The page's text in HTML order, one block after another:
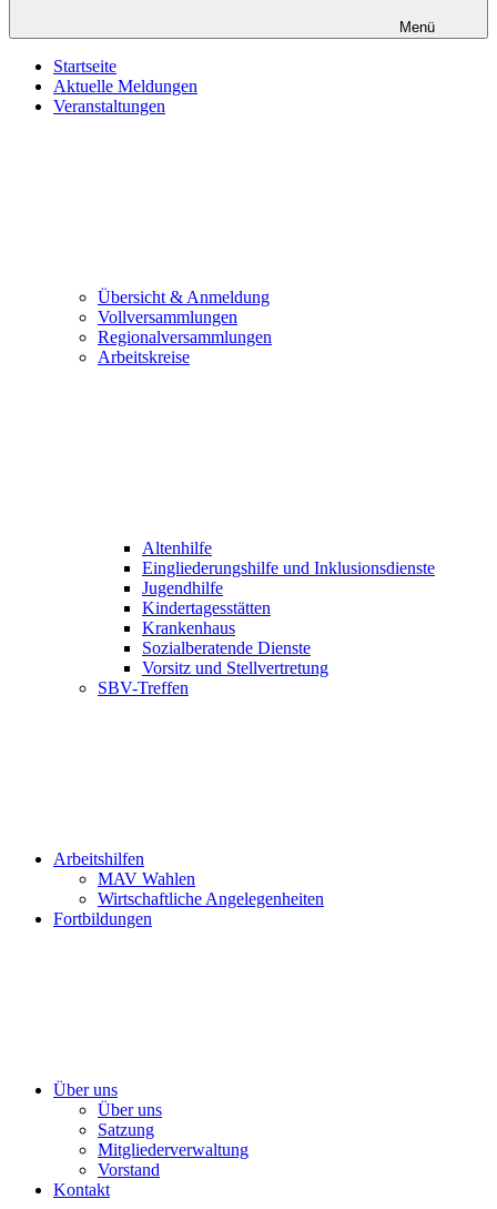
Menü
Startseite
Aktuelle Meldungen
Veranstaltungen
Übersicht & Anmeldung
Vollversammlungen
Regionalversammlungen
Arbeitskreise
Altenhilfe
Eingliederungshilfe und Inklusionsdienste
Jugendhilfe
Kindertagesstätten
Krankenhaus
Sozialberatende Dienste
Vorsitz und Stellvertretung
SBV-Treffen
Arbeitshilfen
MAV Wahlen
Wirtschaftliche Angelegenheiten
Fortbildungen
Über uns
Über uns
Satzung
Mitgliederverwaltung
Vorstand
Kontakt